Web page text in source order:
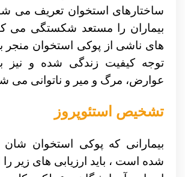
ساختارهای استخوان تعریف می
بیماران را مستعد شکستگی می
های ناشی از پوکی استخوان منجر
توجه کیفیت زندگی شده و نیز
عوارض، مرگ و میر و ناتوانی می
تشخیص استئوپروز
بیمارانی که پوکی استخوان شان
شده است ، باید ارزیابی های زیر